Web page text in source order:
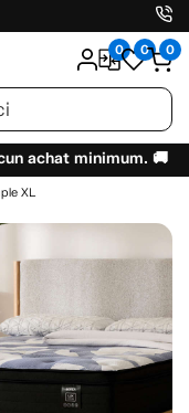
0 0 0
achat minimum. 🚚
XL